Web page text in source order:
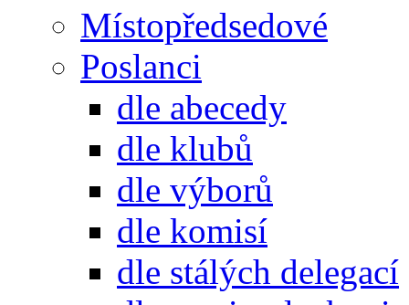
Místopředsedové
Poslanci
dle abecedy
dle klubů
dle výborů
dle komisí
dle stálých delegací